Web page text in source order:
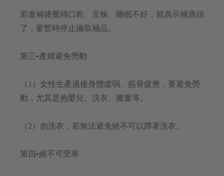
若進補後覺得口乾、舌燥、睡眠不好，就表示補過頭
了，要暫時停止攝取補品。
第三•產婦避免勞動
（1）女性生產過後身體虛弱、筋骨疲憊，要避免勞
動，尤其是抱嬰兒、洗衣、搬重等。
（2）勿洗衣，若無法避免絕不可以蹲著洗衣。
第四•絕不可受寒